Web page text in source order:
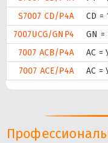
S7007 CD/P4A
CD =
7007UCG/GNP4
GN
7007 ACB/P4A
AC =
7007 ACE/P4A
AC =